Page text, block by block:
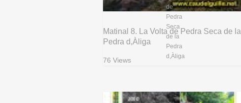
Matinal 8. La Volta de Pedra Seca de la
Pedra d,Àliga
76 Views